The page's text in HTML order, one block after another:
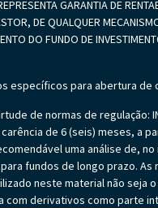
GARANTIA DE
DE QUALQUER
DO FUNDO DE
específicos para abertura de
de normas de regulação:
de 6 (seis) meses, a
uma análise de,
fundos de longo prazo.
neste material não seja
derivativos como parte